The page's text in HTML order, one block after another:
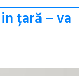
țară – va